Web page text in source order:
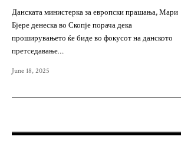
Данската министерка за европски прашања, Мари
Бјере денеска во Скопје порача дека
проширувањето ќе биде во фокусот на данското
претседавање…
June 18, 2025